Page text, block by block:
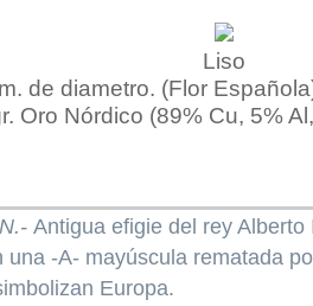
Liso
de diametro. (Flor
Oro Nórdico (89% Cu, 5%
Antigua efigie del rey
una -A- mayúscula rematada
Europa.